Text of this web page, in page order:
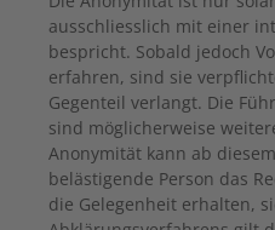
ausschliesslich mit einer
bespricht. Sobald jedoch
erfahren, sind sie
Gegenteil verlangt. Die
sind möglicherweise
Anonymität kann ab
belästigende Person das
die Gelegenheit erhalten,